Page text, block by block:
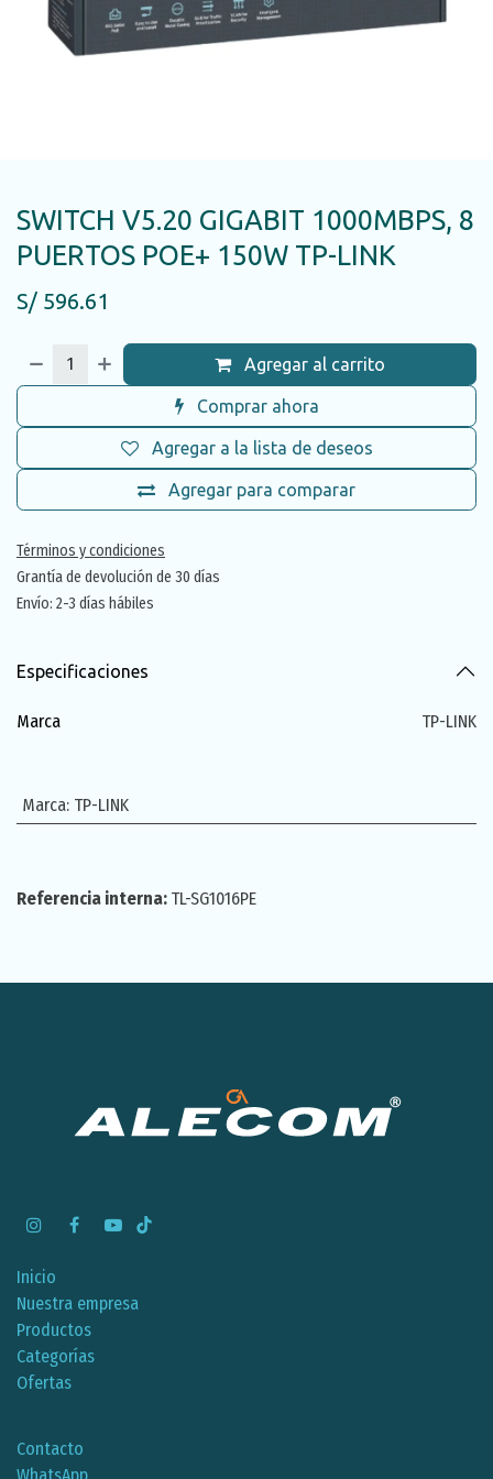
SWITCH V5.20 GIGABIT 1000MBPS, 8
PUERTOS POE+ 150W TP-LINK
S/ 596.61
Agregar al carrito
Comprar ahora
Agregar para comparar
Agregar a la lista de deseos
Términos y condiciones
Grantía de devolución de 30 días
Envío: 2-3 días hábiles
Especificaciones
Marca TP-LINK
Marca: TP-LINK
Referencia interna: TL-SG1016PE
Inicio
Nuestra empresa
Productos
Categorías
Ofertas
Contacto